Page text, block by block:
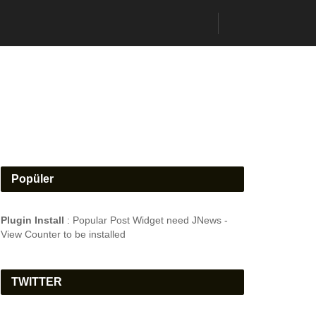
Popüler
Plugin Install : Popular Post Widget need JNews -
View Counter to be installed
TWITTER